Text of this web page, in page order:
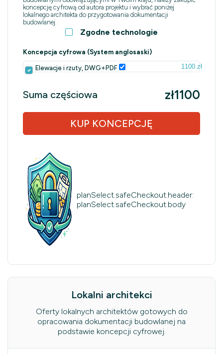
koncepcję cyfrową od autora projektu i wybrać poniżej
lokalnego architekta do przygotowania dokumentacji
budowlanej.
Zgodne technologie
Koncepcja cyfrowa (System anglosaski)
Elewacje i rzuty, DWG+PDF 1100 zł
Suma częściowa zł1100
KUP KONCEPCJĘ
planSelect.safeCheckout.header:
planSelect.safeCheckout.body
Lokalni architekci
Oferty lokalnych architektów gotowych do
opracowania dokumentacji budowlanej na
podstawie koncepcji cyfrowej.